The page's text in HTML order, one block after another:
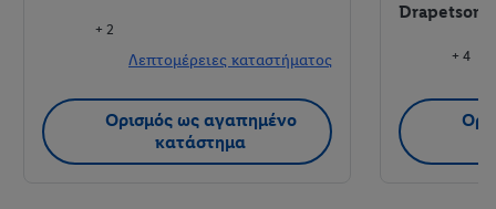
+ 2
Λεπτομέρειες καταστήματος
Ορισμός ως αγαπημένο
κατάστημα
Drapetsona
+ 4